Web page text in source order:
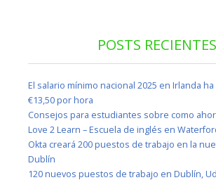
POSTS RECIENTES
El salario mínimo nacional 2025 en Irlanda
€13,50 por hora
Consejos para estudiantes sobre como
Love 2 Learn – Escuela de inglés en
Okta creará 200 puestos de trabajo en la
Dublín
120 nuevos puestos de trabajo en Dublín,